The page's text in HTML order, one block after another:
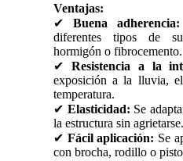
Ventajas:
✔ Buena adherencia:
diferentes tipos de
hormigón o fibrocemento.
✔ Resistencia a la
exposición a la lluvia,
temperatura.
✔ Elasticidad: Se
la estructura sin agrietarse.
✔ Fácil aplicación: Se
con brocha, rodillo o